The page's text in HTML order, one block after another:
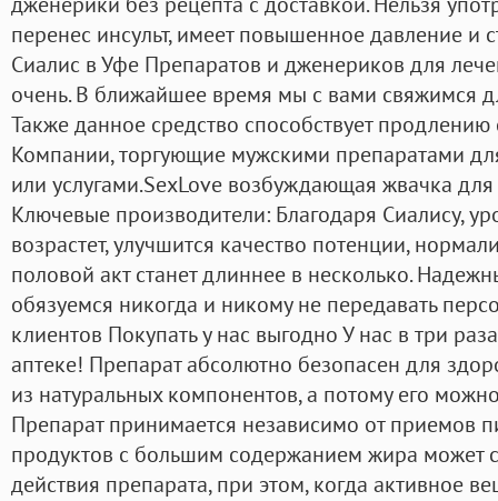
перенес инсульт, имеет повышенное давление и
Сиалис в Уфе Препаратов и дженериков для
очень. В ближайшее время мы с вами свяжимся
Также данное средство способствует
Компании, торгующие мужскими препаратами
или услугами.SexLove возбуждающая жвачка
Ключевые производители: Благодаря Сиалису,
возрастет, улучшится качество потенции,
половой акт станет длиннее в несколько.
обязуемся никогда и никому не передавать
клиентов Покупать у нас выгодно У нас в три
аптеке! Препарат абсолютно безопасен для
из натуральных компонентов, а потому его
Препарат принимается независимо от приемов
продуктов с большим содержанием жира может
действия препарата, при этом, когда активное